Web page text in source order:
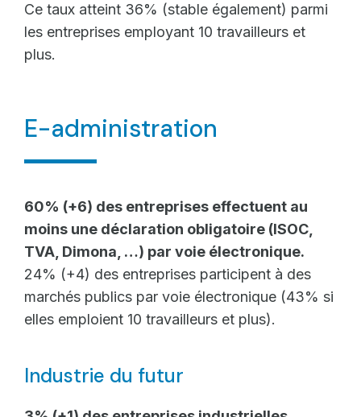
Ce taux atteint 36% (stable également) parmi
les entreprises employant 10 travailleurs et
plus.
E-administration
60% (+6) des entreprises effectuent au
moins une déclaration obligatoire (ISOC,
TVA, Dimona, …) par voie électronique.
24% (+4) des entreprises participent à des
marchés publics par voie électronique (43% si
elles emploient 10 travailleurs et plus).
Industrie du futur